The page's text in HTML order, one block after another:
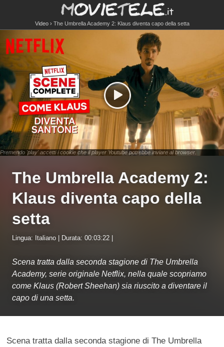
Video The Umbrella Academy 2: Klaus diventa capo della setta
Premendo 'play' accetti i cookie che il player Youtube potrebbe inviare al browser.
The Umbrella Academy 2:
Klaus diventa capo della
setta
Lingua: Italiano | Durata: 00:03:22 |
Scena tratta dalla seconda stagione di The Umbrella
Academy, serie originale Netflix, nella quale scopriamo
come Klaus (Robert Sheehan) sia riuscito a diventare il
capo di una setta.
Scena tratta dalla seconda stagione di The Umbrella